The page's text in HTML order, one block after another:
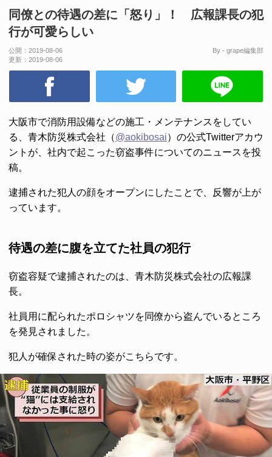
同僚との待遇の差に「怒り」！ 広報課長の犯
行が可愛らしい
公開： 2019-08-06
更新： 2019-08-06
By - grape編集部
大阪市で消防用設備などの施工・メンテナンスをしてい
る、青木防災株式会社（@aokibosai）の公式Twitterアカウ
ントが、社内で起こった窃盗事件についてのニュースを投
稿。
逮捕された犯人の顔をオープンにしたことで、反響が上が
っています。
待遇の差に腹を立てた社員の犯行
窃盗容疑で逮捕されたのは、青木防災株式会社の広報課
長。
社員用に配られたポロシャツを同僚から盗んでいるところ
を発見されました。
犯人が確保された時の姿がこちらです。